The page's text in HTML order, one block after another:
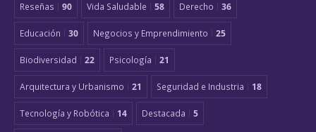
Reseñas 90 Vida Saludable 58 Derecho 36
Educación 30 Negocios y Emprendimiento 25
Biodiversidad 22 Psicología 21
Arquitectura y Urbanismo 21 Seguridad e Industria 18
Tecnología y Robótica 14 Destacada 5